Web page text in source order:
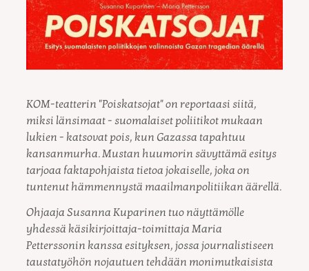
KOM-teatterin "Poiskatsojat" on reportaasi siitä,
miksi länsimaat - suomalaiset poliitikot mukaan
lukien - katsovat pois, kun Gazassa tapahtuu
kansanmurha. Mustan huumorin sävyttämä esitys
tarjoaa faktapohjaista tietoa jokaiselle, joka on
tuntenut hämmennystä maailmanpolitiikan äärellä.
Ohjaaja Susanna Kuparinen tuo näyttämölle
yhdessä käsikirjoittaja-toimittaja Maria
Petterssonin kanssa esityksen, jossa journalistiseen
taustatyöhön nojautuen tehdään monimutkaisista